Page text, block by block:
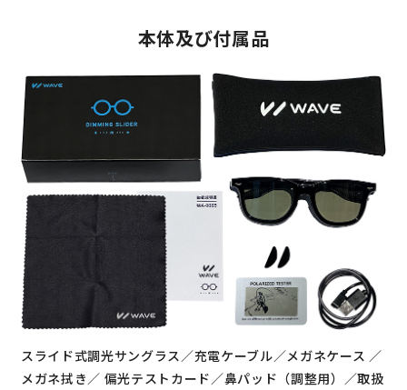
本体及び付属品
スライド式調光サングラス／充電ケーブル／メガネケース ／
メガネ拭き／ 偏光テストカード／鼻パッド（調整用）／取扱